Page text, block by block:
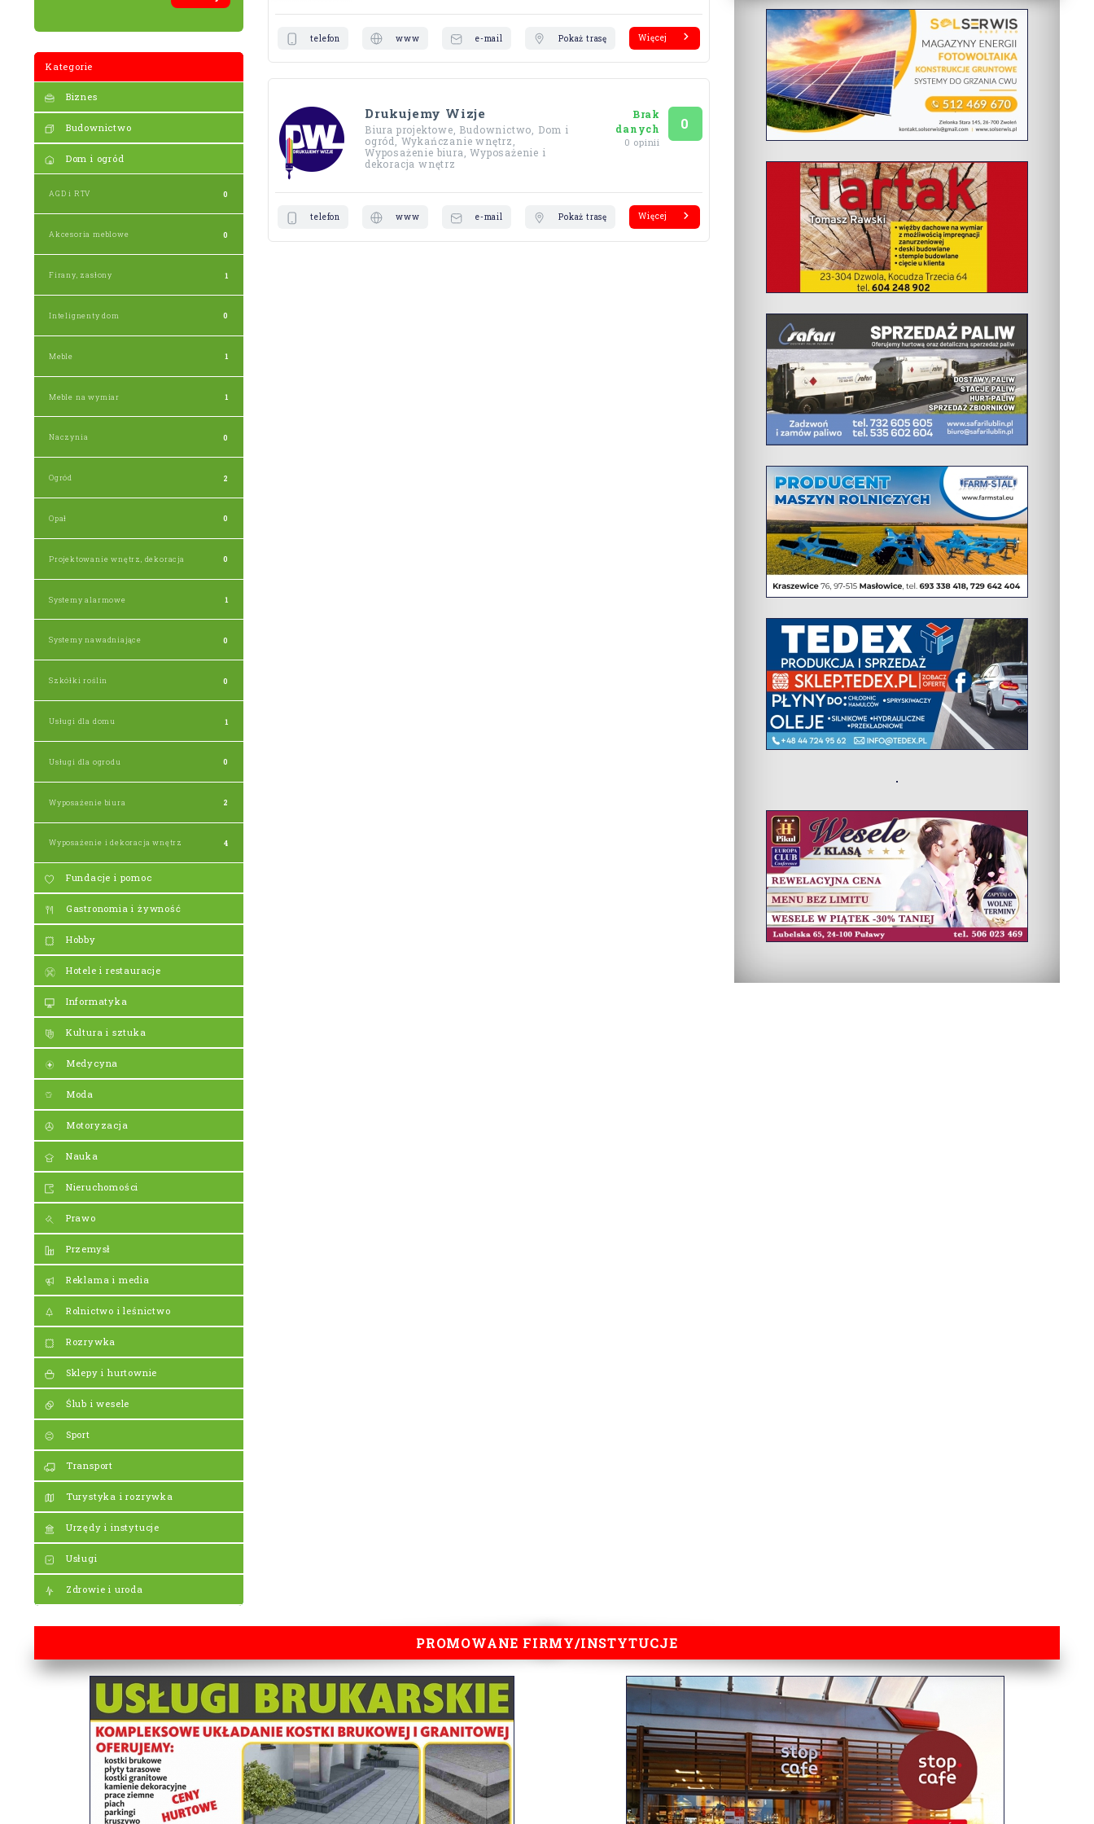
Kategorie
Biznes
Budownictwo
Dom i ogród
AGD i RTV 0
Akcesoria meblowe 0
Firany, zasłony 1
Intelignenty dom 0
Meble 1
Meble na wymiar 1
Naczynia 0
Ogród 2
Opał 0
Projektowanie wnętrz, dekoracja 0
Systemy alarmowe 1
Systemy nawadniające 0
Szkółki roślin 0
Usługi dla domu 1
Usługi dla ogrodu 0
Wyposażenie biura 2
Wyposażenie i dekoracja wnętrz 4
Fundacje i pomoc
Gastronomia i żywność
Hobby
Hotele i restauracje
Informatyka
Kultura i sztuka
Medycyna
Moda
Motoryzacja
Nauka
Nieruchomości
Prawo
Przemysł
Reklama i media
Rolnictwo i leśnictwo
Rozrywka
Sklepy i hurtownie
Ślub i wesele
Sport
Transport
Turystyka i rozrywka
Urzędy i instytucje
Usługi
Zdrowie i uroda
telefon www e-mail Pokaż trasę Więcej
Drukujemy Wizje
Biura projektowe, Budownictwo, Dom i
ogród, Wykańczanie wnętrz,
Wyposażenie biura, Wyposażenie i
dekoracja wnętrz
Brak
danych
0 opinii
Ocena
0
telefon www e-mail Pokaż trasę Więcej
PROMOWANE FIRMY/INSTYTUCJE